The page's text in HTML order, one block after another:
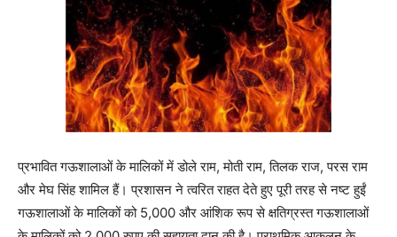
प्रभावित गऊशालाओं के मालिकों में डोले राम, मोती राम, तिलक राज, परस राम
और मेघ सिंह शामिल हैं। प्रशासन ने त्वरित राहत देते हुए पूरी तरह से नष्ट हुईं
गऊशालाओं के मालिकों को 5,000 और आंशिक रूप से क्षतिग्रस्त गऊशालाओं